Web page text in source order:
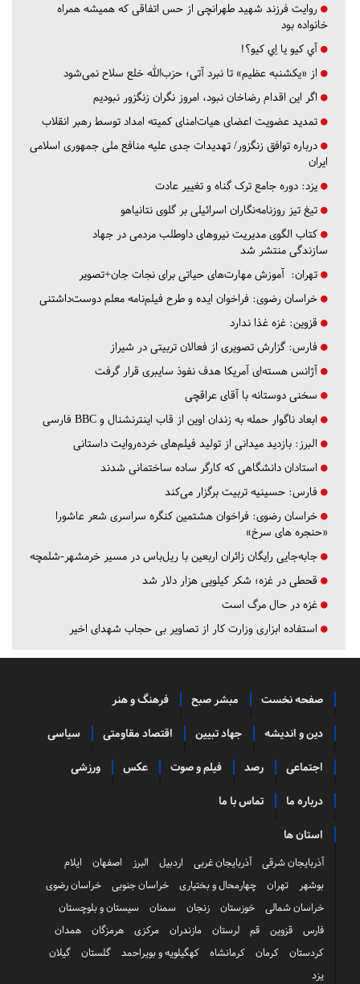
روایت فرزند شهید طهرانچی از حس اتفاقی که همیشه همراه
خانواده بود
آي كيو يا اِي كيو؟!
از «یکشنبه عظیم» تا نبرد آتی؛ حزب‌الله خلع سلاح نمی‌شود
اگر این اقدام رضاخان نبود، امروز نگران زنگزور نبودیم
تمدید عضویت اعضای هیات‌امنای کمیته امداد توسط رهبر انقلاب
درباره توافق زنگزور/ تهدیدات جدی علیه منافع ملی جمهوری اسلامی
ایران
یزد: دوره جامع ترک گناه و تغییر عادت
تیغ تیز روزنامه‌نگاران اسرائیلی بر گلوی نتانیاهو
کتاب الگوی مدیریت نیروهای داوطلب مردمی در جهاد
سازندگی منتشر شد
تهران: آموزش مهارت‌های حیاتی برای نجات جان+تصویر
خراسان رضوی: فراخوان ایده و طرح فیلم‌نامه معلم دوست‌داشتنی
قزوین: غزه غذا ندارد
فارس: گزارش تصویری از فعالان تربیتی در شیراز
آژانس هسته‌ای آمریکا هدف نفوذ سایبری قرار گرفت
سخنی دوستانه با آقای عراقچی
ابعاد ناگوار حمله به زندان اوین از قاب اینترنشنال و BBC فارسی
البرز: بازدید میدانی از تولید فیلم‌های خرده‌روایت داستانی
استادان دانشگاهی که کارگر ساده ساختمانی شدند
فارس: حسینیه تربیت برگزار می‌کند
خراسان رضوی: فراخوان هشتمین کنگره سراسری شعر عاشورا
«حنجره های سرخ»
جابه‌جایی رایگان زائران اربعین با ریل‌باس در مسیر خرمشهر-شلمچه
قحطی در غزه؛ شکر کیلویی هزار دلار شد
غزه در حال مرگ است
استفاده ابزاری وزارت کار از تصاویر بی حجاب شهدای اخیر
صفحه نخست مبشر صبح فرهنگ و هنر
دین و اندیشه جهاد تبیین اقتصاد مقاومتی سیاسی
اجتماعی رصد فیلم و صوت عکس ورزشی
درباره ما تماس با ما
استان ها
آذربایجان شرقی آذربایجان غربی اردبیل البرز اصفهان
ایلام
بوشهر
تهران چهارمحال و بختیاری خراسان جنوبی
خراسان رضوی
خراسان شمالی
خوزستان زنجان سمنان
سیستان و بلوچستان
فارس
قزوین قم لرستان مازندران مرکزی هرمزگان
همدان
کردستان
کرمان کرمانشاه کهگیلویه و بویراحمد گلستان
گیلان
یزد